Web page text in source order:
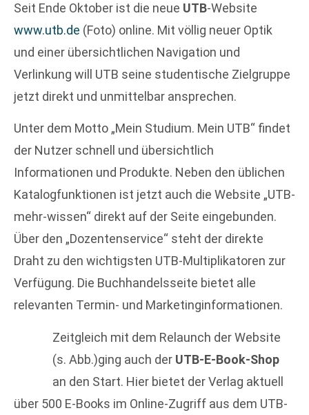
Seit Ende Oktober ist die neue UTB-Website
www.utb.de (Foto) online. Mit völlig neuer Optik
und einer übersichtlichen Navigation und
Verlinkung will UTB seine studentische Zielgruppe
jetzt direkt und unmittelbar ansprechen.
Unter dem Motto „Mein Studium. Mein UTB“ findet
der Nutzer schnell und übersichtlich
Informationen und Produkte. Neben den üblichen
Katalogfunktionen ist jetzt auch die Website „UTB-
mehr-wissen“ direkt auf der Seite eingebunden.
Über den „Dozentenservice“ steht der direkte
Draht zu den wichtigsten UTB-Multiplikatoren zur
Verfügung. Die Buchhandelsseite bietet alle
relevanten Termin- und Marketinginformationen.
Zeitgleich mit dem Relaunch der Website
(s. Abb.)ging auch der UTB-E-Book-Shop
an den Start. Hier bietet der Verlag aktuell
über 500 E-Books im Online-Zugriff aus dem UTB-